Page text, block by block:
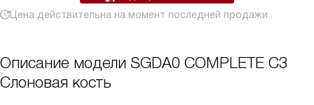
Цена действительна на момент последней продажи
Описание модели SGDA0 COMPLETE C3
Слоновая кость